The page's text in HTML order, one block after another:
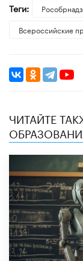
Теги:
Всероссийские
ЧИТАЙТЕ